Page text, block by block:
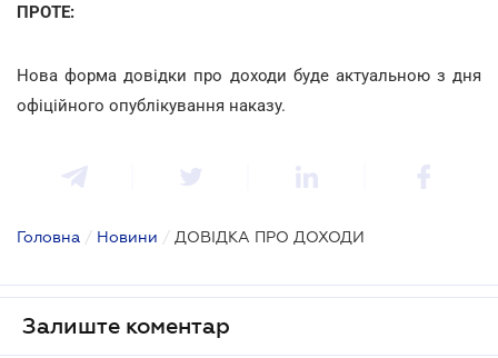
ПРОТЕ:
Нова форма довідки про доходи буде актуальною з дня
офіційного опублікування наказу.
Головна / Новини / ДОВІДКА ПРО ДОХОДИ
Залиште коментар